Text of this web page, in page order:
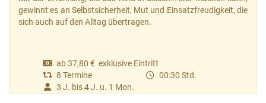
gewinnt es an Selbstsicherheit, Mut und Einsatzfreudigkeit, die
sich auch auf den Alltag übertragen.
ab 37,80 € exklusive Eintritt
8 Termine
00:30 Std.
3 J. bis 4 J. u. 1 Mon.